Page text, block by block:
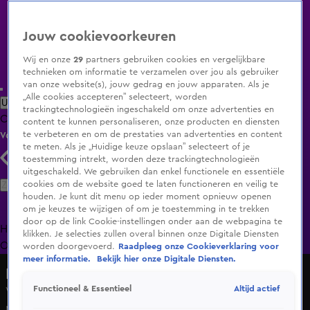
Uitzending Gemist Populaire programma's Zenders Genres
ClipsFilmsRadioSmart TV inlogShop
Volg KIJK
Zoeken
HomeUitzending Gemist Programma's De Bondgenoten
OranjezomerLivestreamsShop
Vrijwilligerswerk inspireerde Annabel om netwerk op te
Jouw cookievoorkeuren
Wij en onze29 partners gebruiken cookies en vergelijkbare
technieken om informatie te verzamelen over jou als gebruiker
van onze website(s), jouw gedrag en jouw apparaten. Als je
„Alle cookies accepteren” selecteert, worden
trackingtechnologieën ingeschakeld om onze advertenties en
content te kunnen personaliseren, onze producten en diensten
te verbeteren en om de prestaties van advertenties en content
te meten. Als je „Huidige keuze opslaan” selecteert of je
toestemming intrekt, worden deze trackingtechnologieën
uitgeschakeld. We gebruiken dan enkel functionele en essentiële
cookies om de website goed te laten functioneren en veilig te
houden. Je kunt dit menu op ieder moment opnieuw openen
om je keuzes te wijzigen of om je toestemming in te trekken
door op de link Cookie-instellingen onder aan de webpagina te
klikken. Je selecties zullen overal binnen onze Digitale Diensten
worden doorgevoerd.
Raadpleeg onze Cookieverklaring voor
meer informatie.
Bekijk hier onze Digitale Diensten.
Functioneel & Essentieel Altijd actief